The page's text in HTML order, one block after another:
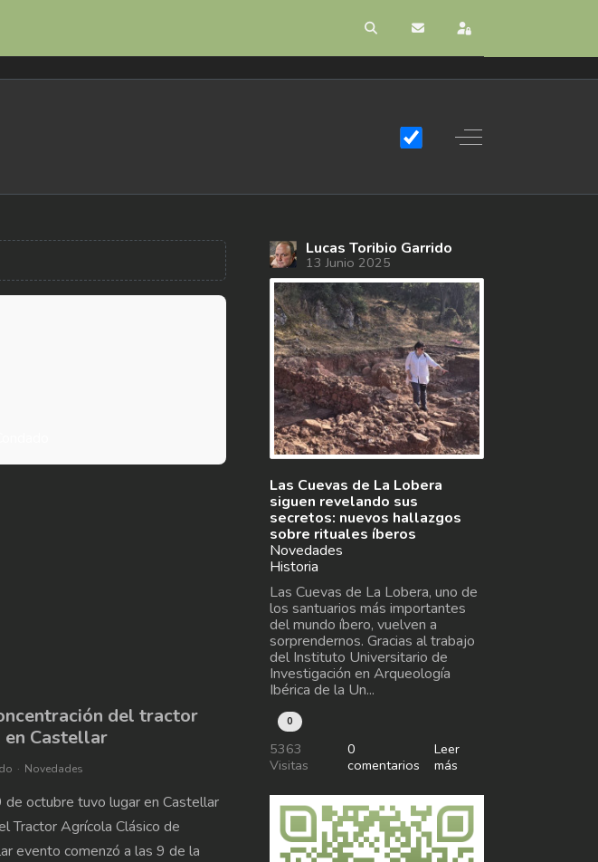
Buscar Suscribirse a las
Registrarse
Off-Canvas Toggle
del tractor
Castellar
Novedades
octubre tuvo lugar en Castellar
Tractor Agrícola Clásico de
evento comenzó a las 9 de la
Lucas Toribio Garrido
13 Junio 2025
Las Cuevas de La Lobera
siguen revelando sus
secretos: nuevos hallazgos
sobre rituales íberos
Novedades
Historia
Las Cuevas de La Lobera, uno de
los santuarios más importantes
del mundo íbero, vuelven a
sorprendernos. Gracias al trabajo
del Instituto Universitario de
Investigación en Arqueología
Ibérica de la Un...
0
5363
Visitas
0
comentarios
Leer
más